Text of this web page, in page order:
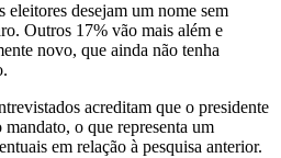
eleitores desejam um nome sem
Outros 17% vão mais além e
novo, que ainda não tenha
acreditam que o presidente
o que representa um
em relação à pesquisa anterior.